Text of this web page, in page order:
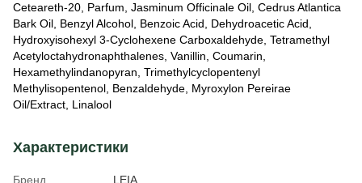
Ceteareth-20, Parfum, Jasminum Officinale Oil, Cedrus Atlantica
Bark Oil, Benzyl Alcohol, Benzoic Acid, Dehydroacetic Acid,
Hydroxyisohexyl 3-Cyclohexene Carboxaldehyde, Tetramethyl
Acetyloctahydronaphthalenes, Vanillin, Coumarin,
Hexamethylindanopyran, Trimethylcyclopentenyl
Methylisopentenol, Benzaldehyde, Myroxylon Pereirae
Oil/Extract, Linalool
Характеристики
Бренд LEIA